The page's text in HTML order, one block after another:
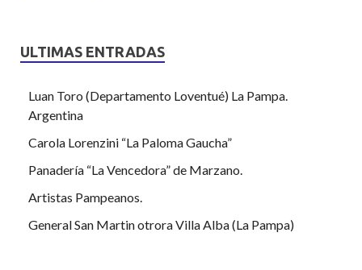
ULTIMAS ENTRADAS
Luan Toro (Departamento Loventué) La Pampa.
Argentina
Carola Lorenzini “La Paloma Gaucha”
Panadería “La Vencedora” de Marzano.
Artistas Pampeanos.
General San Martin otrora Villa Alba (La Pampa)